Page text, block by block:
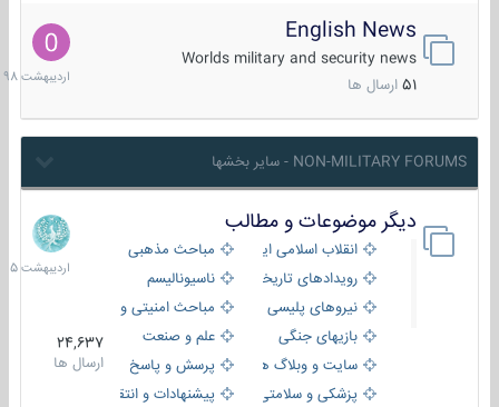
English News
Worlds military and security news
51 ارسال ها
10
1398
NON-MILITARY FORUMS - سایر بخشها
دیگر موضوعات و مطالب
انقلاب اسلامی ایران
مباحث مذهبی
رویدادهای تاریخی و مذهبیناسیونالیسم
نیروهای پلیسی
مباحث امنیتی و اطلاعاتی
بازیهای جنگی
علم و صنعت
سایت و وبلاگ ها
پرسش و پاسخ
پزشکی و سلامتی
پیشنهادات و انتقادات
24,637
ارسال ها
8
1405